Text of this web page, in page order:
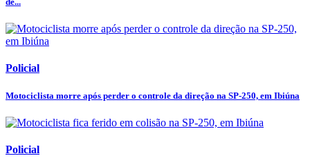
Policial
Motociclista morre após perder o controle da direção na SP-250, em Ibiúna
Policial